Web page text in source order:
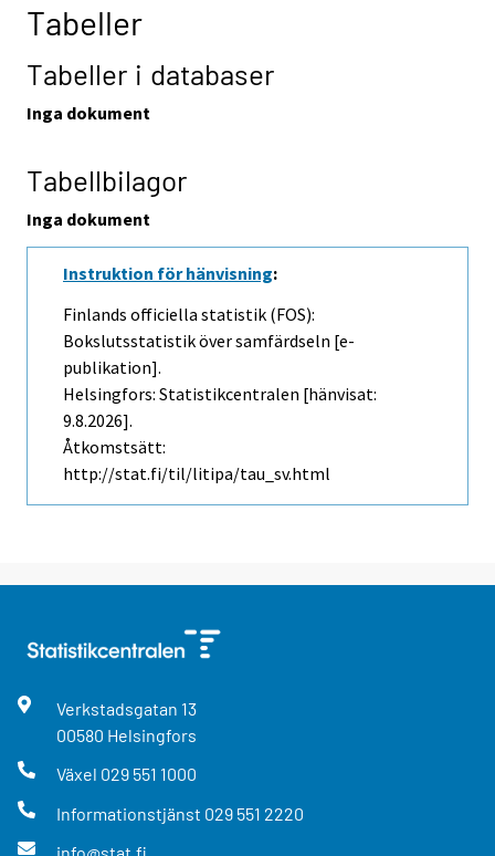
Tabeller
Tabeller i databaser
Inga dokument
Tabellbilagor
Inga dokument
Instruktion för hänvisning:
Finlands officiella statistik (FOS):
Bokslutsstatistik över samfärdseln [e-
publikation].
Helsingfors: Statistikcentralen [hänvisat:
9.8.2026].
Åtkomstsätt:
http://stat.fi/til/litipa/tau_sv.html
Verkstadsgatan 13
00580 Helsingfors
Växel 029 551 1000
Informationstjänst 029 551 2220